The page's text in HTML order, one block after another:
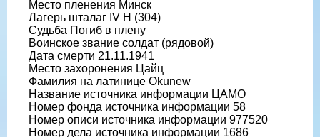
Место пленения Минск
Лагерь шталаг IV H (304)
Судьба Погиб в плену
Воинское звание солдат (рядовой)
Дата смерти 21.11.1941
Место захоронения Цайц
Фамилия на латинице Okunew
Название источника информации ЦАМО
Номер фонда источника информации 58
Номер описи источника информации 977520
Номер дела источника информации 1686